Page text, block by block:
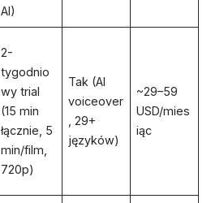
AI)
2-
tygodnio
wy trial
(15 min
łącznie, 5
min/film,
720p)
Tak (AI
voiceover
, 29+
języków)
~29–59
USD/mies
iąc